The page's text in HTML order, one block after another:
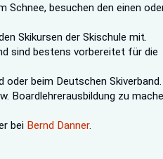
Schnee, besuchen den einen
Skikursen der Skischule mit.
sind bestens vorbereitet für die
oder beim Deutschen Skiverband.
Boardlehrerausbildung zu
bei Bernd Danner.